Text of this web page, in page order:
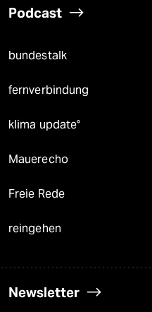
Podcast
bundestalk
fernverbindung
klima update°
Mauerecho
Freie Rede
reingehen
Newsletter